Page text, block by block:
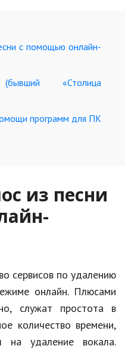
с помощью онлайн-
«Столица
программ для ПК
из песни
сервисов по удалению
онлайн. Плюсами
служат простота в
количество времени,
на удаление вокала.